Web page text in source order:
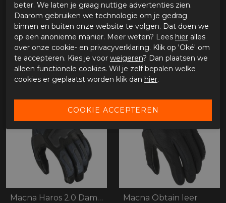
Macna Rizz RTX Dames
€ 49,95
Macna Haros 2.0 zwart
€ 54,99
Macna Haros 2.0 Dames zwart
Macna Obtain leer
beter. We laten je graag nuttige advertenties zien.
Daarom gebruiken we technologie om je gedrag
binnen en buiten onze website te volgen. Dat doen we
op een anonieme manier. Meer weten? Lees hier alles
over onze cookie- en privacyverklaring. Klik op 'Oké' om
te accepteren. Kies je voor weigeren? Dan plaatsen we
alleen functionele cookies. Wil je zelf bepalen welke
cookies er geplaatst worden klik dan hier.